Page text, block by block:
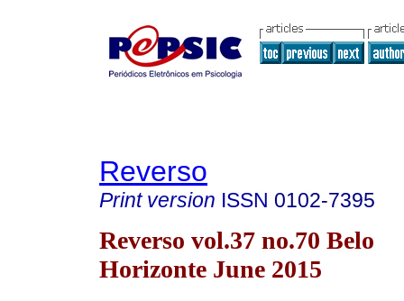
Reverso
Print version ISSN 0102-7395
Reverso vol.37 no.70 Belo
Horizonte June 2015